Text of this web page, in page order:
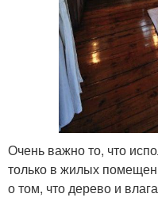
Очень важно то, что
только в жилых
о том, что дерево и